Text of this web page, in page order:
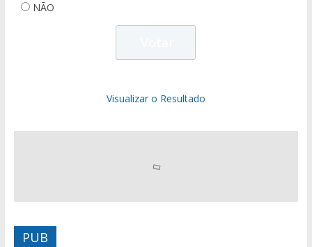
NÃO
Visualizar o Resultado
PUB